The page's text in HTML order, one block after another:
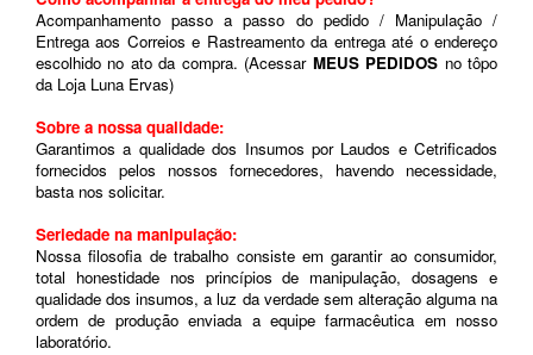
Acompanhamento passo a passo do pedido / Manipulação /
Entrega aos Correios e Rastreamento da entrega até o endereço
escolhido no ato da compra. (Acessar MEUS PEDIDOS no tôpo
da Loja Luna Ervas)
Sobre a nossa qualidade:
Garantimos a qualidade dos Insumos por Laudos e Cetrificados
fornecidos pelos nossos fornecedores, havendo necessidade,
basta nos solicitar.
Seriedade na manipulação:
Nossa filosofia de trabalho consiste em garantir ao consumidor,
total honestidade nos princípios de manipulação, dosagens e
qualidade dos insumos, a luz da verdade sem alteração alguma na
ordem de produção enviada a equipe farmacêutica em nosso
laboratório.